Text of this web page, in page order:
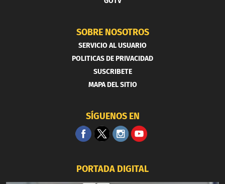
SOBRE NOSOTROS
SERVICIO AL USUARIO
POLITICAS DE PRIVACIDAD
SUSCRIBETE
MAPA DEL SITIO
SÍGUENOS EN
PORTADA DIGITAL